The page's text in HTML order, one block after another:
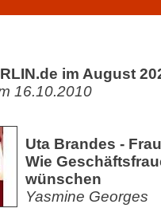
im August
16.10.2010
Uta Brandes -
Wie
wünschen
Yasmine Georges